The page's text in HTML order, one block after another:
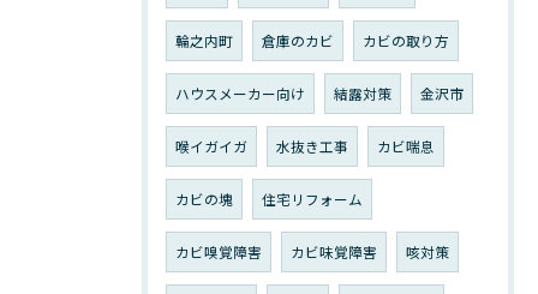
輪之内町 倉庫のカビ カビの取り方
ハウスメーカー向け 結露対策 金沢市
喉イガイガ 水抜き工事 カビ喘息
カビの塊 住宅リフォーム
カビ嗅覚障害 カビ味覚障害 咳対策